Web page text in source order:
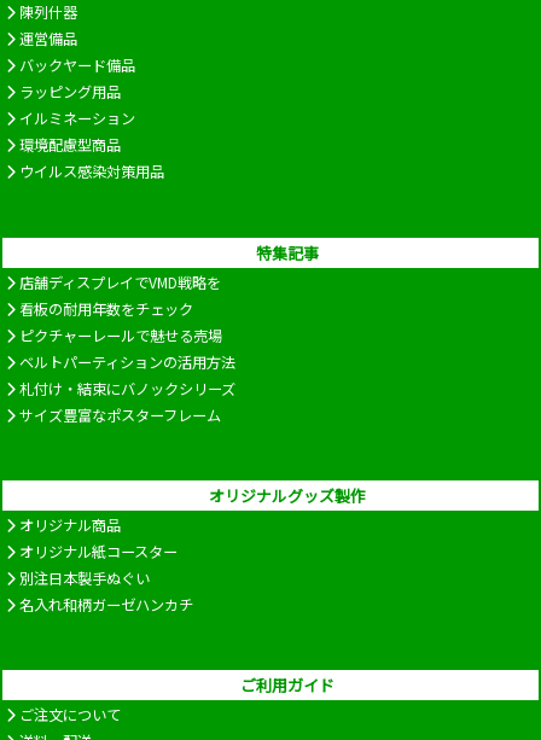
陳列什器
運営備品
バックヤード備品
ラッピング用品
イルミネーション
環境配慮型商品
ウイルス感染対策用品
特集記事
店舗ディスプレイでVMD戦略を
看板の耐用年数をチェック
ピクチャーレールで魅せる売場
ベルトパーティションの活用方法
札付け・結束にバノックシリーズ
サイズ豊富なポスターフレーム
オリジナルグッズ製作
オリジナル商品
オリジナル紙コースター
別注日本製手ぬぐい
名入れ和柄ガーゼハンカチ
ご利用ガイド
ご注文について